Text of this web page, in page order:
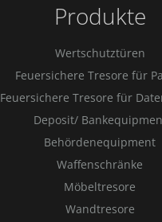
Produkte
Wertschutztüren
Feuersichere Tresore für
Feuersichere Tresore für
Deposit/
Behördenequipment
Waffenschränke
Möbeltresore
Wandtresore